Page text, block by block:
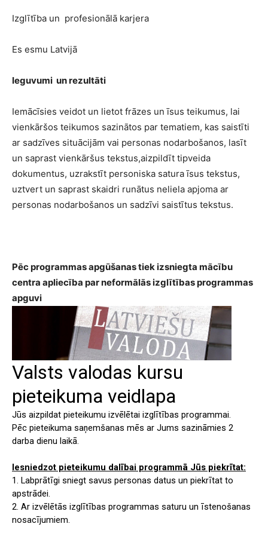
Izglītība un profesionālā karjera
Es esmu Latvijā
Ieguvumi un rezultāti
Iemācīsies veidot un lietot frāzes un īsus teikumus, lai
vienkāršos teikumos sazinātos par tematiem, kas saistīti
ar sadzīves situācijām vai personas nodarbošanos, lasīt
un saprast vienkāršus tekstus,aizpildīt tipveida
dokumentus, uzrakstīt personiska satura īsus tekstus,
uztvert un saprast skaidri runātus neliela apjoma ar
personas nodarbošanos un sadzīvi saistītus tekstus.
Pēc programmas apgūšanas tiek izsniegta mācību
centra apliecība par neformālās izglītības programmas
apguvi